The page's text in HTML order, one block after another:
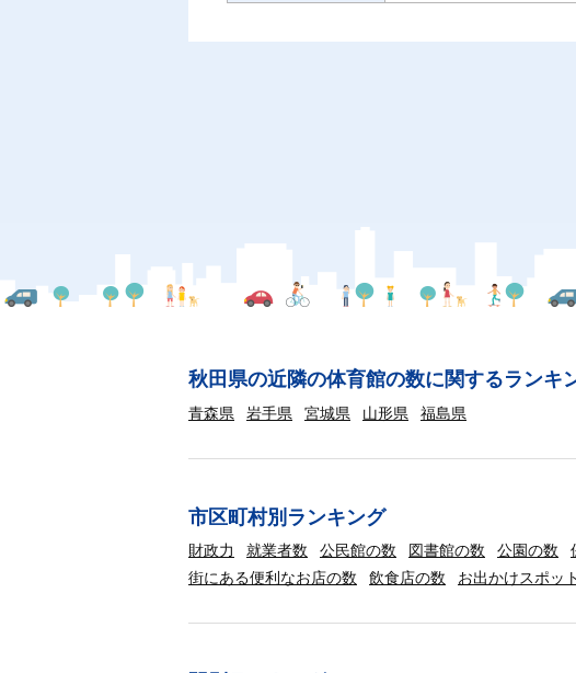
秋田県の近隣の体育館の数に関するランキ
青森県 岩手県 宮城県 山形県 福島県
市区町村別ランキング
財政力 就業者数 公民館の数 図書館の数 公園の数
街にある便利なお店の数
飲食店の数 お出かけスポッ